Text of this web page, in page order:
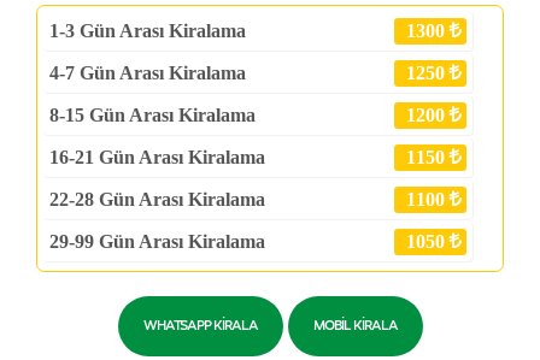
1-3 Gün Arası Kiralama 1300
4-7 Gün Arası Kiralama 1250
8-15 Gün Arası Kiralama 1200
16-21 Gün Arası Kiralama 1150
22-28 Gün Arası Kiralama 1100
29-99 Gün Arası Kiralama 1050
WHATSAPP KIRALA MOBIL KIRALA